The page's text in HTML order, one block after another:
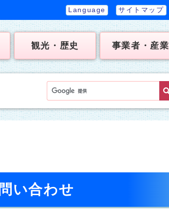
Language サイトマップ
観光・歴史 事業者・産業
い合わせ